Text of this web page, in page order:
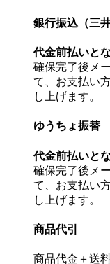
銀行振込（三
代金前払いと
確保完了後メ
て、お支払い
し上げます。
ゆうちょ振替
代金前払いと
確保完了後メ
て、お支払い
し上げます。
商品代引
商品代金＋送